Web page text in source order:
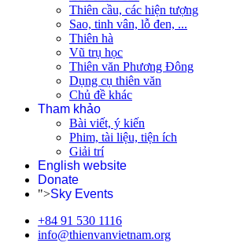
Thiên cầu, các hiện tượng
Sao, tinh vân, lỗ đen, ...
Thiên hà
Vũ trụ học
Thiên văn Phương Đông
Dụng cụ thiên văn
Chủ đề khác
Tham khảo
Bài viết, ý kiến
Phim, tài liệu, tiện ích
Giải trí
English website
Donate
">Sky Events
+84 91 530 1116
info@thienvanvietnam.org